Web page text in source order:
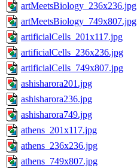
artMeetsBiology_236x236.jpg
artMeetsBiology_749x807.jpg
artificialCells_201x117.jpg
artificialCells_236x236.jpg
artificialCells_749x807.jpg
ashisharora201.jpg
ashisharora236.jpg
ashisharora749.jpg
athens_201x117.jpg
athens_236x236.jpg
athens_749x807.jpg